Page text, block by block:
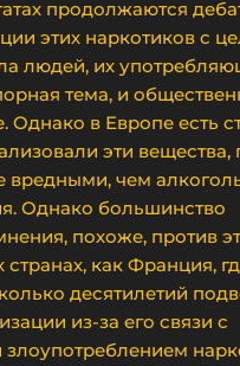
продолжаются
этих наркотиков с
людей, их
тема, и
Однако в Европе есть
эти вещества,
вредными, чем
Однако большинство
похоже, против
странах, как Франция,
десятилетий
из-за его связи с
злоупотреблением